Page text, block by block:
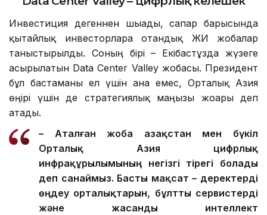
Инвестиция дегеннен шығады, сапар барысында
қытайлық инвесторларға отандық ЖИ жобалар
таныстырылды. Соның бірі – Екібастұзда жүзеге
асырылатын Data Center Valley жобасы. Президент
бұл бастаманы ел үшін ғана емес, Орталық Азия
өңірі үшін де стратегиялық маңызы жоғары деп
атады.
– Аталған жоба Қазақстан мен бүкіл
Орталық Азия цифрлық
инфрақұрылымының негізгі тірегі болады
деп санаймыз. Басты мақсат – деректерді
өңдеу орталықтарын, бұлтты сервистерді
және жасанды интеллект